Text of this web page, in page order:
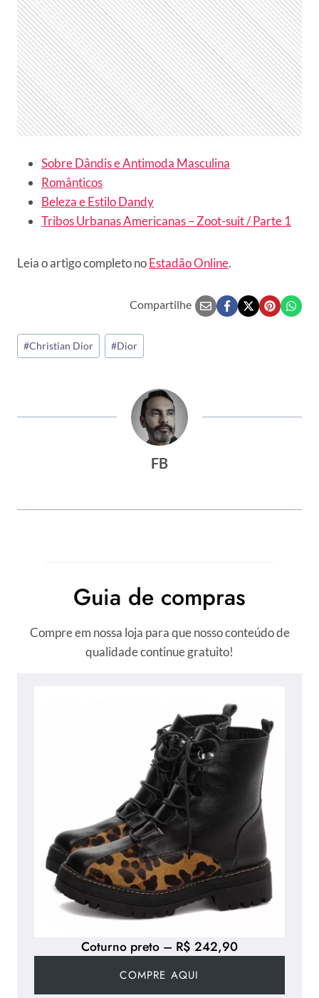
Sobre Dândis e Antimoda Masculina
Românticos
Beleza e Estilo Dandy
Tribos Urbanas Americanas – Zoot-suit / Parte 1
Leia o artigo completo noEstadão Online.
Compartilhe
Tags
do
#Christian Dior #Dior
FB
Guia de compras
Compre em nossa loja para que nosso conteúdo de
qualidade continue gratuito!
Coturno preto – R$ 242,90
COMPRE AQUI